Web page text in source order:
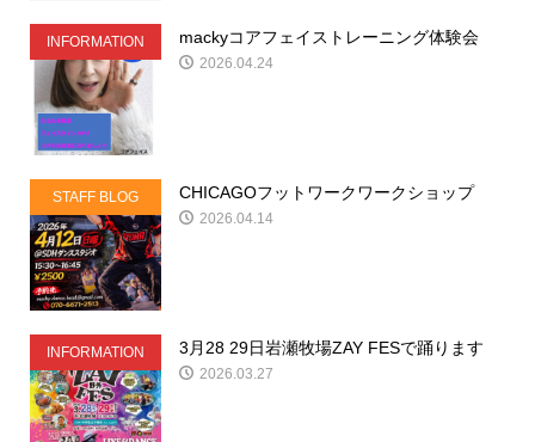
INFORMATION mackyコアフェイストレーニング体験会
2026.04.24
STAFF BLOG CHICAGOフットワークワークショップ
2026.04.14
INFORMATION 3月28 29日岩瀬牧場ZAY FESで踊ります
2026.03.27